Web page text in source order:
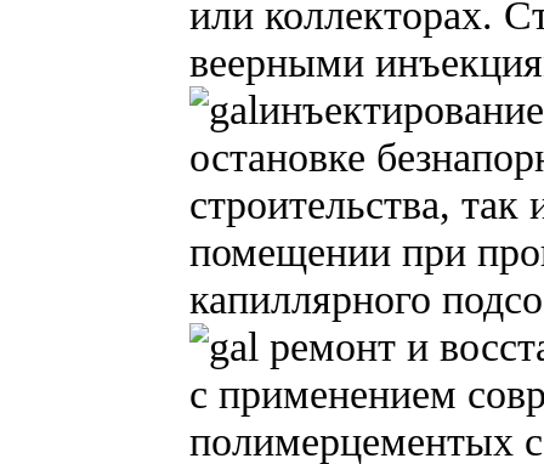
или коллекторах.
веерными
остановке
строительства,
помещении при
капиллярного
ремонт и
с применением
полимерцементых